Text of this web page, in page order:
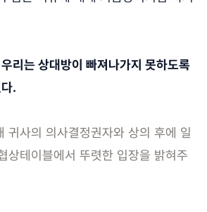
리는 상대방이 빠져나가지 못하도록
.
귀사의 의사결정권자와 상의 후에 일
상테이블에서 뚜렷한 입장을 밝혀주